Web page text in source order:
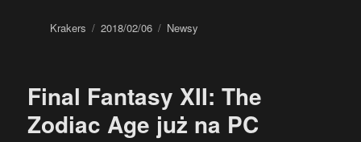
Autor
Krakers
Data
2018/02/06 Kategorie
Newsy
Final Fantasy XII: The
Zodiac Age już na PC